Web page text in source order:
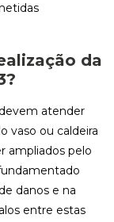
da
atender
vaso ou caldeira
ampliados pelo
danos e na
entre estas